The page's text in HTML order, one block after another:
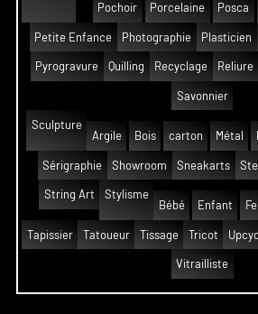
Pochoir Porcelaine Posca
Petite Enfance Photographie Plasticien
Pyrogravure Quilling Recyclage Reliure
Savonnier
Sculpture
Argile
Bois carton Métal
Sérigraphie Showroom Sneakarts
String Art
Stylisme
Bébé
Enfant
Tapissier Tatoueur Tissage Tricot
Vitrailliste